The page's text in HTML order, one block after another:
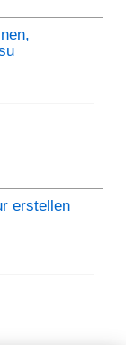
erstellen